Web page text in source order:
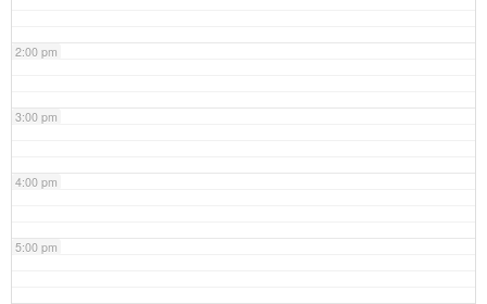
2:00 pm
3:00 pm
4:00 pm
5:00 pm